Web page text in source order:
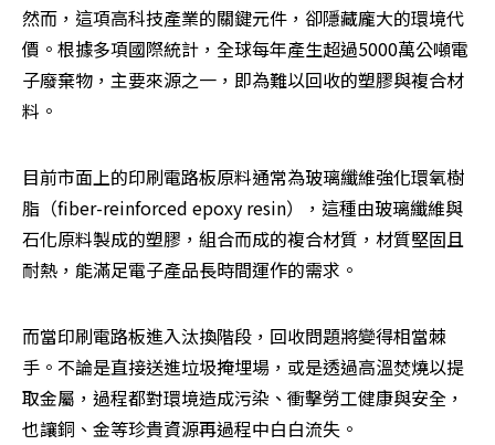
然而，這項高科技產業的關鍵元件，卻隱藏龐大的環境代
價。根據多項國際統計，全球每年產生超過5000萬公噸電
子廢棄物，主要來源之一，即為難以回收的塑膠與複合材
料。
目前市面上的印刷電路板原料通常為玻璃纖維強化環氧樹
脂（fiber-reinforced epoxy resin），這種由玻璃纖維與
石化原料製成的塑膠，組合而成的複合材質，材質堅固且
耐熱，能滿足電子產品長時間運作的需求。
而當印刷電路板進入汰換階段，回收問題將變得相當棘
手。不論是直接送進垃圾掩埋場，或是透過高溫焚燒以提
取金屬，過程都對環境造成污染、衝擊勞工健康與安全，
也讓銅、金等珍貴資源再過程中白白流失。